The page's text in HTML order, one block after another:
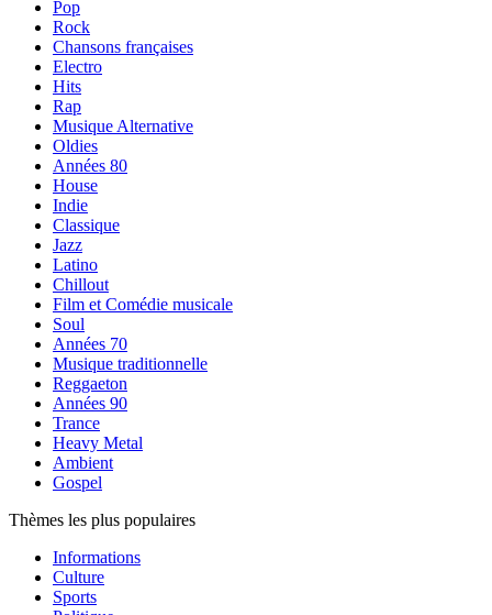
Pop
Rock
Chansons françaises
Electro
Hits
Rap
Musique Alternative
Oldies
Années 80
House
Indie
Classique
Jazz
Latino
Chillout
Film et Comédie musicale
Soul
Années 70
Musique traditionnelle
Reggaeton
Années 90
Trance
Heavy Metal
Ambient
Gospel
Thèmes les plus populaires
Informations
Culture
Sports